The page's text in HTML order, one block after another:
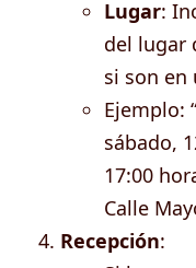
Lugar:
del lugar
si son en
Ejemplo:
sábado,
17:00
Calle
Recepción: